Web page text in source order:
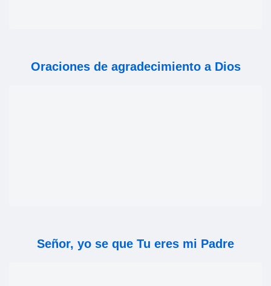
Oraciones de agradecimiento a Dios
Señor, yo se que Tu eres mi Padre